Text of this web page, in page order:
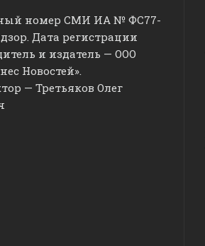
номер СМИ ИА № ФС77-
Дата регистрации
и издатель — ООО
Новостей».
— Третьяков Олег